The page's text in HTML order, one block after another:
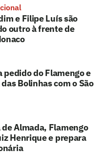
e Filipe Luís são
outro à frente de
do Flamengo e
Bolinhas com o São
Almada, Flamengo
Henrique e prepara